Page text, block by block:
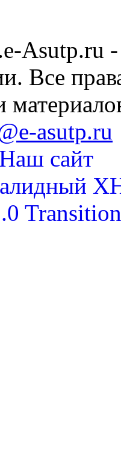
Asutp.ru
Все
asutp.ru